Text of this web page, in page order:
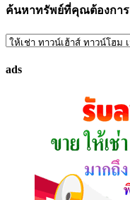
ค้นหาทรัพย์ที่คุณต้องการ
ค้นหา
ที่
ads